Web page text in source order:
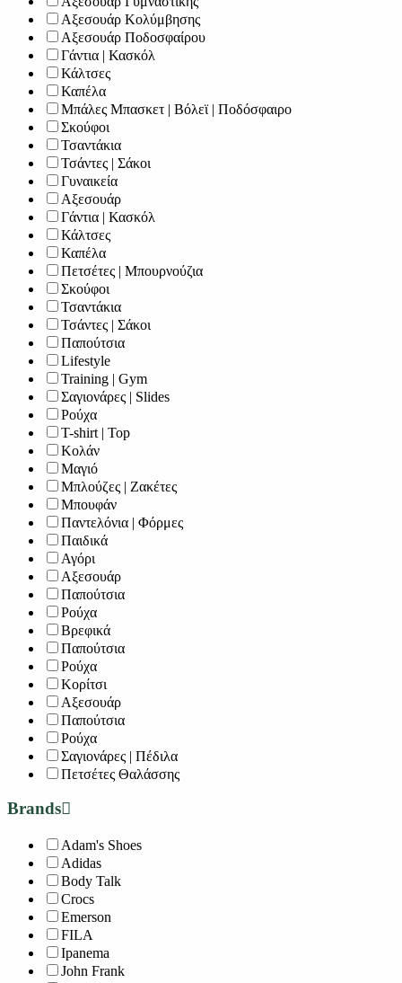
Αξεσουάρ Κολύμβησης
Αξεσουάρ Ποδοσφαίρου
Γάντια | Κασκόλ
Κάλτσες
Καπέλα
Μπάλες Μπασκετ | Βόλεϊ | Ποδόσφαιρο
Σκούφοι
Τσαντάκια
Τσάντες | Σάκοι
Γυναικεία
Αξεσουάρ
Γάντια | Κασκόλ
Κάλτσες
Καπέλα
Πετσέτες | Μπουρνούζια
Σκούφοι
Τσαντάκια
Τσάντες | Σάκοι
Παπούτσια
Lifestyle
Training | Gym
Σαγιονάρες | Slides
Ρούχα
T-shirt | Top
Κολάν
Μαγιό
Μπλούζες | Ζακέτες
Μπουφάν
Παντελόνια | Φόρμες
Παιδικά
Αγόρι
Αξεσουάρ
Παπούτσια
Ρούχα
Βρεφικά
Παπούτσια
Ρούχα
Κορίτσι
Αξεσουάρ
Παπούτσια
Ρούχα
Σαγιονάρες | Πέδιλα
Πετσέτες Θαλάσσης
Brands
Adam's Shoes
Adidas
Body Talk
Crocs
Emerson
FILA
Ipanema
John Frank